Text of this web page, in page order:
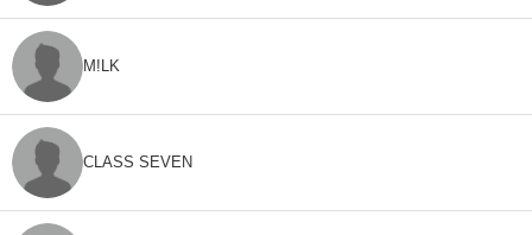
M!LK
CLASS SEVEN